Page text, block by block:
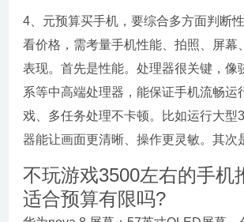
4、元预算买手机，要综合多方面判断
看价格，需考量手机性能、拍照、屏幕
表现。首先是性能。处理器很关键，像
系等中高端处理器，能保证手机流畅运
戏、多任务处理不卡顿。比如运行大型
器能让画面更清晰、操作更灵敏。其次
不玩游戏3500左右的手机
适合预算有限吗?